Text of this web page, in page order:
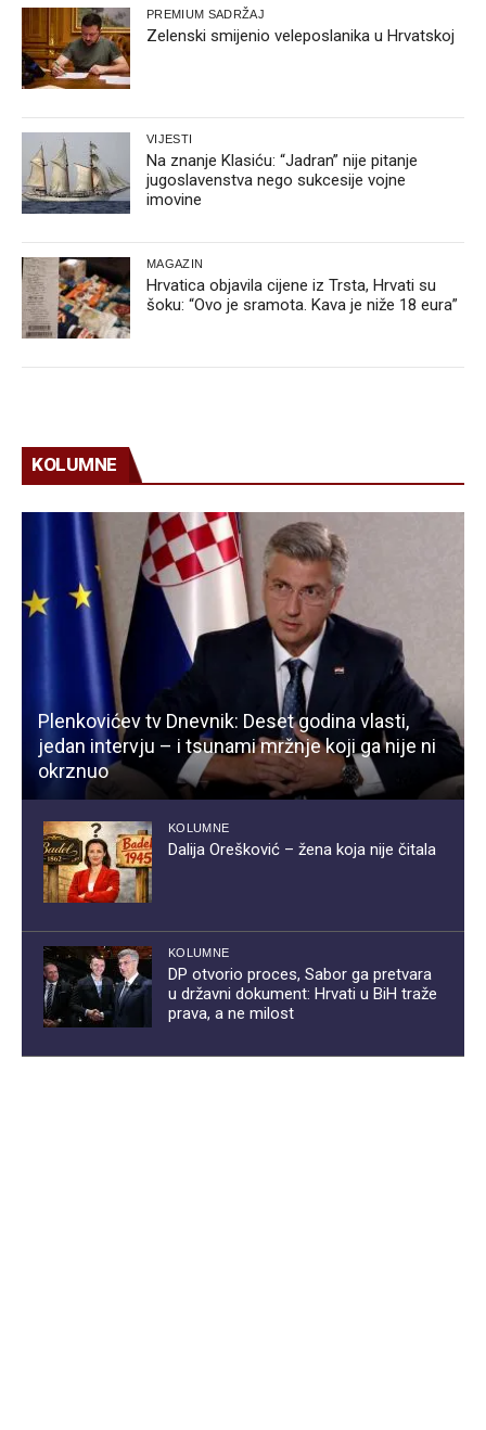
PREMIUM SADRŽAJ
Zelenski smijenio veleposlanika u Hrvatskoj
VIJESTI
Na znanje Klasiću: “Jadran” nije pitanje
jugoslavenstva nego sukcesije vojne
imovine
MAGAZIN
Hrvatica objavila cijene iz Trsta, Hrvati su
šoku: “Ovo je sramota. Kava je niže 18 eura”
KOLUMNE
Plenkovićev tv Dnevnik: Deset godina vlasti,
jedan intervju – i tsunami mržnje koji ga nije ni
okrznuo
KOLUMNE
Dalija Orešković – žena koja nije čitala
KOLUMNE
DP otvorio proces, Sabor ga pretvara
u državni dokument: Hrvati u BiH traže
prava, a ne milost